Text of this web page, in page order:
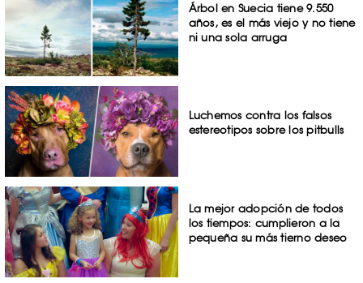
Árbol en Suecia tiene 9.550
años, es el más viejo y no tiene
ni una sola arruga
Luchemos contra los falsos
estereotipos sobre los pitbulls
La mejor adopción de todos
los tiempos: cumplieron a la
pequeña su más tierno deseo